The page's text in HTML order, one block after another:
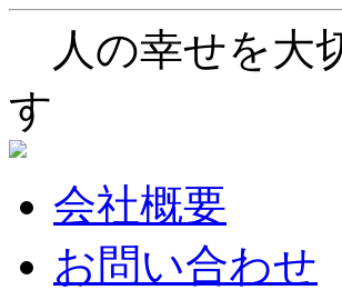
人の幸せを大
す
会社概要
お問い合わせ